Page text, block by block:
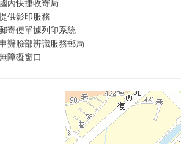
國內快捷收寄局
供影印服務
寄便單據列印系統
辦臉部辨識服務郵局
障礙窗口